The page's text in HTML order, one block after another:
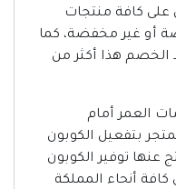
على كافة منتجات
أو غير مخفضة، كما
الخصم هذا أكثر من
العمر أمام
بتفعيل الكوبون
عنها توفير الكوبون
أنحاء المملكة